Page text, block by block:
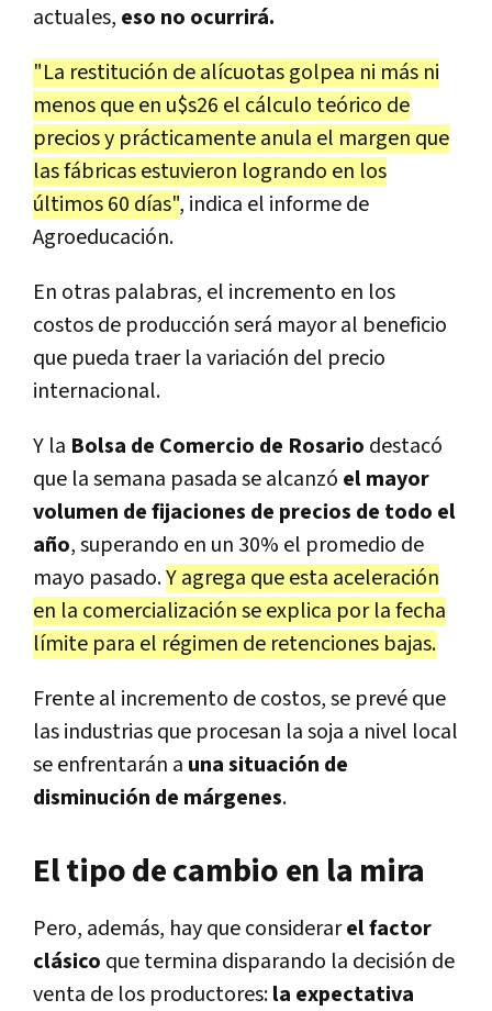
actuales, eso no ocurrirá.
"La restitución de alícuotas golpea ni más ni
menos que en u$s26 el cálculo teórico de
precios y prácticamente anula el margen que
las fábricas estuvieron logrando en los
últimos 60 días", indica el informe de
Agroeducación.
En otras palabras, el incremento en los
costos de producción será mayor al beneficio
que pueda traer la variación del precio
internacional.
Y la Bolsa de Comercio de Rosario destacó
que la semana pasada se alcanzó el mayor
volumen de fijaciones de precios de todo el
año, superando en un 30% el promedio de
mayo pasado.Y agrega que esta aceleración
en la comercialización se explica por la fecha
límite para el régimen de retenciones bajas.
Frente al incremento de costos, se prevé que
las industrias que procesan la soja a nivel local
se enfrentarán a una situación de
disminución de márgenes.
El tipo de cambio en la mira
Pero, además, hay que considerarel factor
clásico que termina disparando la decisión de
venta de los productores:la expectativa